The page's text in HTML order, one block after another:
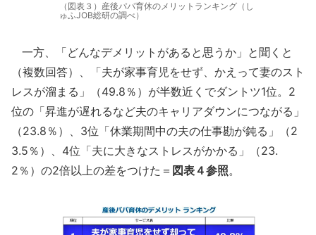
（図表３）産後パパ育休のメリットランキング（し
ゅふJOB総研の調べ）
一方、「どんなデメリットがあると思うか」と聞くと
（複数回答）、「夫が家事育児をせず、かえって妻のスト
レスが溜まる」（49.8％）が半数近くでダントツ1位。2
位の「昇進が遅れるなど夫のキャリアダウンにつながる」
（23.8％）、3位「休業期間中の夫の仕事勘が鈍る」（2
3.5％）、4位「夫に大きなストレスがかかる」（23.
2％）の2倍以上の差をつけた＝ 図表４参照。